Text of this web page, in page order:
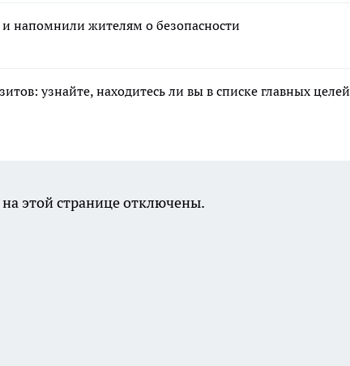
напомнили жителям о безопасности
узнайте, находитесь ли вы в списке главных целей
этой странице отключены.